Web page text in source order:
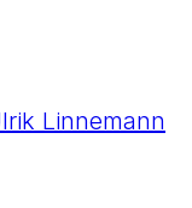
Linnemann